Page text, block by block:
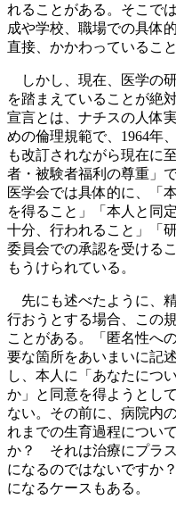
れることがある。そこで
成や学校、職場での具体
直接、かかわっているこ
しかし、現在、医学の
を踏まえていることが絶
宣言とは、ナチスの人体
めの倫理規範で、1964年
も改訂されながら現在に
者・被験者福利の尊重」
医学会では具体的に、「
を得ること」「本人と同
十分、行われること」「
委員会での承認を受ける
もうけられている。
先にも述べたように、
行おうとする場合、この
ことがある。「匿名性へ
要な箇所をあいまいに記
し、本人に「あなたにつ
か」と同意を得ようとし
ない。その前に、病院内
れまでの生育過程につい
か？ それは治療にプラ
になるのではないですか
になるケースもある。